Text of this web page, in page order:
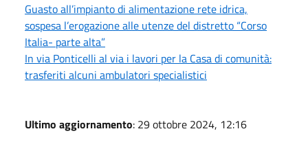
Guasto all’impianto di alimentazione rete idrica,
sospesa l’erogazione alle utenze del distretto “Corso
Italia- parte alta”
In via Ponticelli al via i lavori per la Casa di comunità:
trasferiti alcuni ambulatori specialistici
Ultimo aggiornamento: 29 ottobre 2024, 12:16